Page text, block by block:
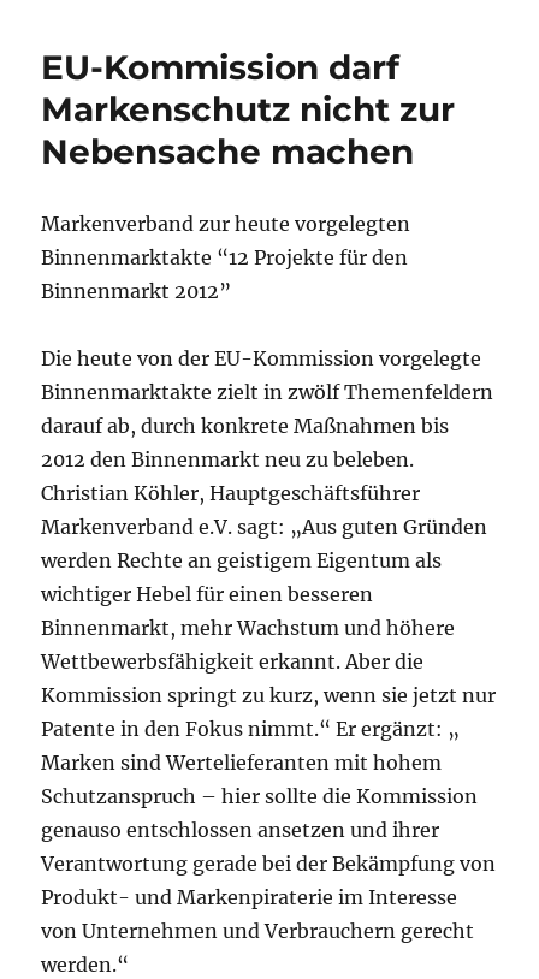
EU
EU-Kommission darf
Markenschutz nicht zur
Nebensache machen
Markenverband zur heute vorgelegten
Binnenmarktakte “12 Projekte für den
Binnenmarkt 2012”
Die heute von der EU-Kommission vorgelegte
Binnenmarktakte zielt in zwölf Themenfeldern
darauf ab, durch konkrete Maßnahmen bis
2012 den Binnenmarkt neu zu beleben.
Christian Köhler, Hauptgeschäftsführer
Markenverband e.V. sagt: „Aus guten Gründen
werden Rechte an geistigem Eigentum als
wichtiger Hebel für einen besseren
Binnenmarkt, mehr Wachstum und höhere
Wettbewerbsfähigkeit erkannt. Aber die
Kommission springt zu kurz, wenn sie jetzt nur
Patente in den Fokus nimmt.“ Er ergänzt: „
Marken sind Wertelieferanten mit hohem
Schutzanspruch – hier sollte die Kommission
genauso entschlossen ansetzen und ihrer
Verantwortung gerade bei der Bekämpfung von
Produkt- und Markenpiraterie im Interesse
von Unternehmen und Verbrauchern gerecht
werden.“